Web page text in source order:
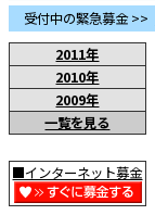
受付中の緊急募金 >>
2011年
2010年
2009年
一覧を見る
■インターネット募金